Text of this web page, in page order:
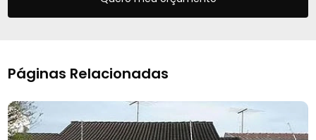
Páginas Relacionadas